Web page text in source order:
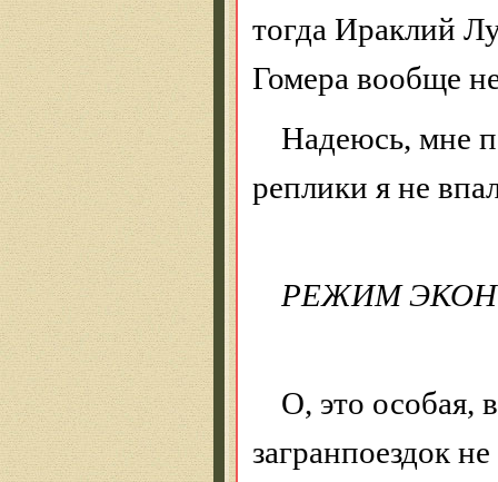
тогда Ираклий
Гомера вообще
Надеюсь, мне
реплики я не
РЕЖИМ
О, это особая,
загранпоездок